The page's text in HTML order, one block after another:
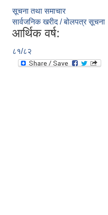
सूचना तथा समाचार
सार्वजनिक खरीद / बोलपत्र सूचना
आर्थिक वर्ष:
८१/८२